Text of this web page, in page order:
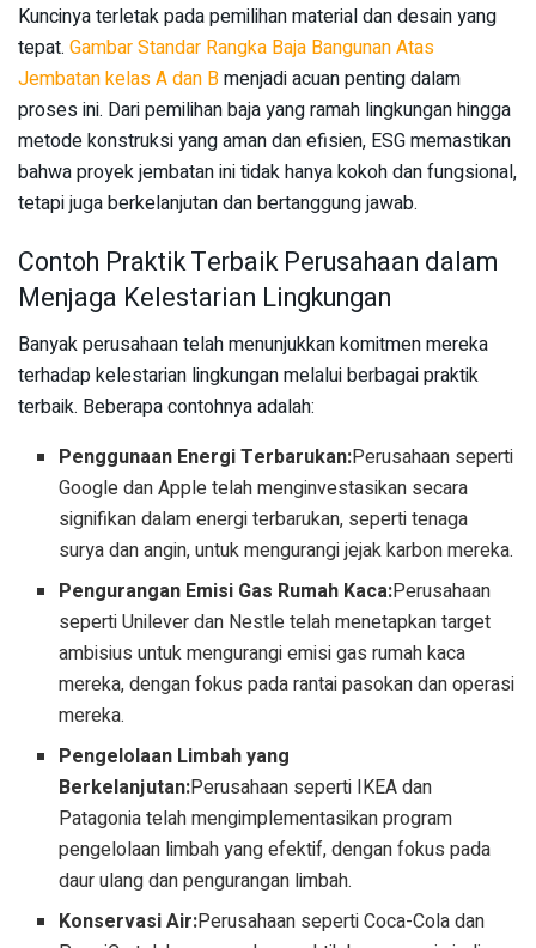
Kuncinya terletak pada pemilihan material dan desain yang
tepat. Gambar Standar Rangka Baja Bangunan Atas
Jembatan kelas A dan Bmenjadi acuan penting dalam
proses ini. Dari pemilihan baja yang ramah lingkungan hingga
metode konstruksi yang aman dan efisien, ESG memastikan
bahwa proyek jembatan ini tidak hanya kokoh dan fungsional,
tetapi juga berkelanjutan dan bertanggung jawab.
Contoh Praktik Terbaik Perusahaan dalam
Menjaga Kelestarian Lingkungan
Banyak perusahaan telah menunjukkan komitmen mereka
terhadap kelestarian lingkungan melalui berbagai praktik
terbaik. Beberapa contohnya adalah:
Penggunaan Energi Terbarukan:Perusahaan seperti
Google dan Apple telah menginvestasikan secara
signifikan dalam energi terbarukan, seperti tenaga
surya dan angin, untuk mengurangi jejak karbon mereka.
Pengurangan Emisi Gas Rumah Kaca:Perusahaan
seperti Unilever dan Nestle telah menetapkan target
ambisius untuk mengurangi emisi gas rumah kaca
mereka, dengan fokus pada rantai pasokan dan operasi
mereka.
Pengelolaan Limbah yang
Berkelanjutan:Perusahaan seperti IKEA dan
Patagonia telah mengimplementasikan program
pengelolaan limbah yang efektif, dengan fokus pada
daur ulang dan pengurangan limbah.
Konservasi Air:Perusahaan seperti Coca-Cola dan